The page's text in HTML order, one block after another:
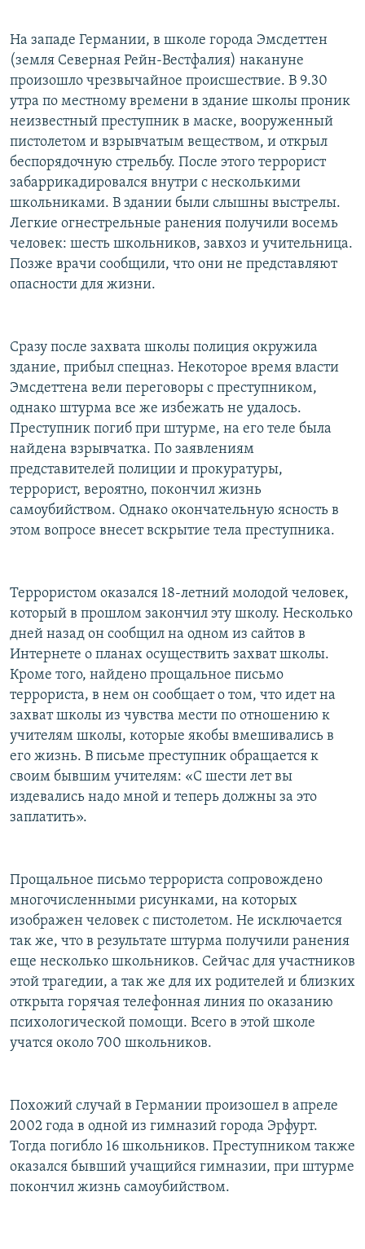
На западе Германии, в школе города Эмсдеттен
(земля Северная Рейн-Вестфалия) накануне
произошло чрезвычайное происшествие. В 9.30
утра по местному времени в здание школы проник
неизвестный преступник в маске, вооруженный
пистолетом и взрывчатым веществом, и открыл
беспорядочную стрельбу. После этого террорист
забаррикадировался внутри с несколькими
школьниками. В здании были слышны выстрелы.
Легкие огнестрельные ранения получили восемь
человек: шесть школьников, завхоз и учительница.
Позже врачи сообщили, что они не представляют
опасности для жизни.
Сразу после захвата школы полиция окружила
здание, прибыл спецназ. Некоторое время власти
Эмсдеттена вели переговоры с преступником,
однако штурма все же избежать не удалось.
Преступник погиб при штурме, на его теле была
найдена взрывчатка. По заявлениям
представителей полиции и прокуратуры,
террорист, вероятно, покончил жизнь
самоубийством. Однако окончательную ясность в
этом вопросе внесет вскрытие тела преступника.
Террористом оказался 18-летний молодой человек,
который в прошлом закончил эту школу. Несколько
дней назад он сообщил на одном из сайтов в
Интернете о планах осуществить захват школы.
Кроме того, найдено прощальное письмо
террориста, в нем он сообщает о том, что идет на
захват школы из чувства мести по отношению к
учителям школы, которые якобы вмешивались в
его жизнь. В письме преступник обращается к
своим бывшим учителям: «С шести лет вы
издевались надо мной и теперь должны за это
заплатить».
Прощальное письмо террориста сопровождено
многочисленными рисунками, на которых
изображен человек с пистолетом. Не исключается
так же, что в результате штурма получили ранения
еще несколько школьников. Сейчас для участников
этой трагедии, а так же для их родителей и близких
открыта горячая телефонная линия по оказанию
психологической помощи. Всего в этой школе
учатся около 700 школьников.
Похожий случай в Германии произошел в апреле
2002 года в одной из гимназий города Эрфурт.
Тогда погибло 16 школьников. Преступником также
оказался бывший учащийся гимназии, при штурме
покончил жизнь самоубийством.